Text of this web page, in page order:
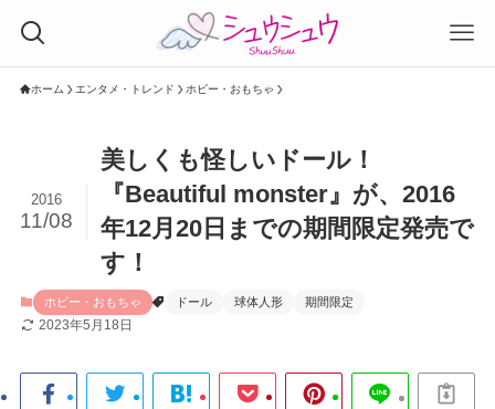
ホーム エンタメ・トレンド ホビー・おもちゃ
美しくも怪しいドール！
『Beautiful monster』が、2016
年12月20日までの期間限定発売で
す！
2016
11/08
ホビー・おもちゃ ドール 球体人形 期間限定
2023年5月18日